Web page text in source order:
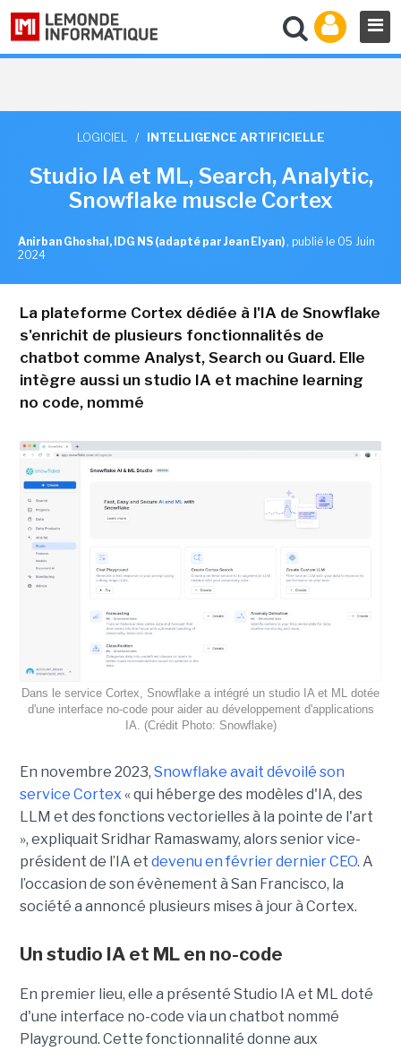
LOGICIEL / INTELLIGENCE ARTIFICIELLE
Studio IA et ML, Search, Analytic,
Snowflake muscle Cortex
Anirban Ghoshal, IDG NS (adapté par Jean Elyan) , publié le 05 Juin
2024
La plateforme Cortex dédiée à l'IA de Snowflake
s'enrichit de plusieurs fonctionnalités de
chatbot comme Analyst, Search ou Guard. Elle
intègre aussi un studio IA et machine learning
no code, nommé
Dans le service Cortex, Snowflake a intégré un studio IA et ML dotée
d'une interface no-code pour aider au développement d'applications
IA. (Crédit Photo: Snowflake)
En novembre 2023, Snowflake avait dévoilé son
service Cortex « qui héberge des modèles d'IA, des
LLM et des fonctions vectorielles à la pointe de l'art
», expliquait Sridhar Ramaswamy, alors senior vice-
président de l’IA et devenu en février dernier CEO. A
l’occasion de son évènement à San Francisco, la
société a annoncé plusieurs mises à jour à Cortex.
Un studio IA et ML en no-code
En premier lieu, elle a présenté Studio IA et ML doté
d'une interface no-code via un chatbot nommé
Playground. Cette fonctionnalité donne aux